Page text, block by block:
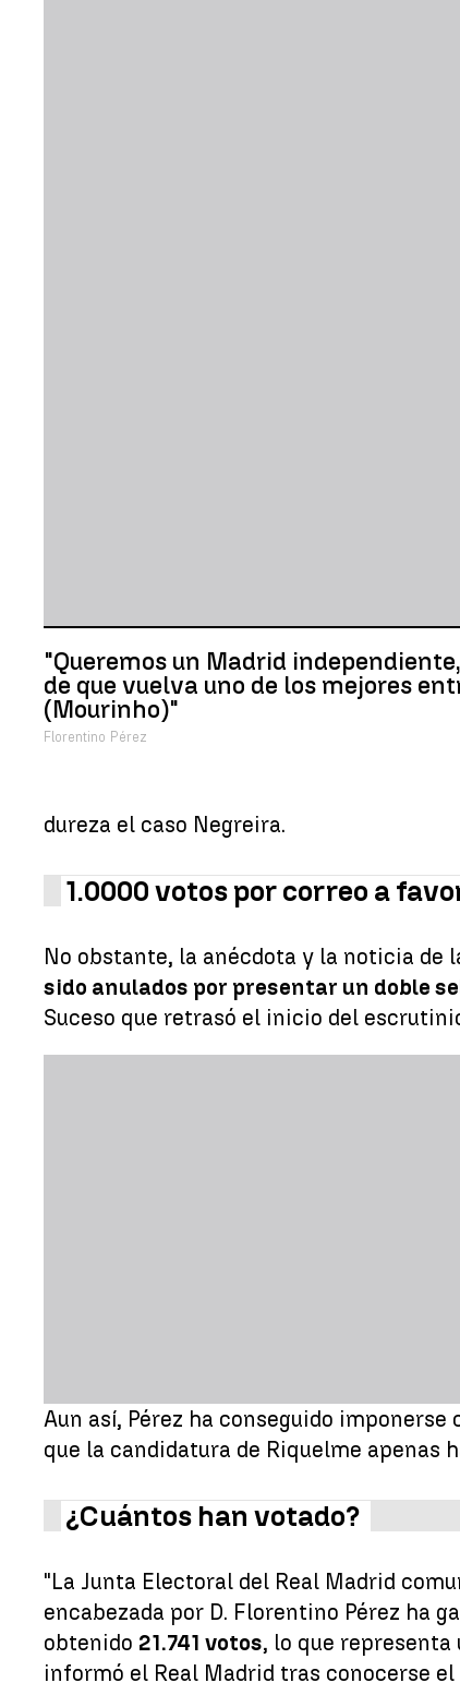
"Queremos un Madrid
de que vuelva uno de los mejores
(Mourinho)"
Florentino Pérez
dureza el caso Negreira.
1.0000 votos por correo a
No obstante, la anécdota y la noticia de
sido anulados por presentar un doble
Suceso que retrasó el inicio del
Aun así, Pérez ha conseguido imponerse
que la candidatura de Riquelme apenas
¿Cuántos han votado?
"La Junta Electoral del Real Madrid
encabezada por D. Florentino Pérez ha
obtenido 21.741 votos, lo que representa
informó el Real Madrid tras conocerse